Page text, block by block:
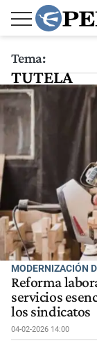
Tema:
TUTELA
MODERNIZACIÓN
Reforma
servicios
los sindicatos
04-02-2026 14:00